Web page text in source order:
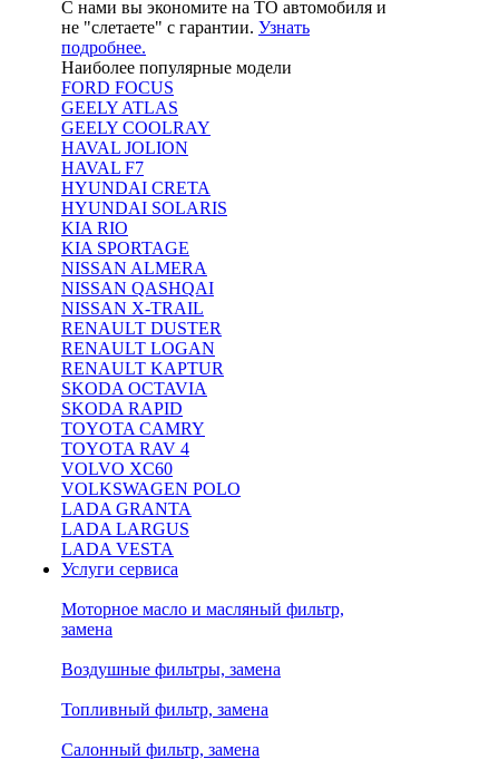
С нами вы экономите на ТО автомобиля и
не "слетаете" с гарантии. Узнать
подробнее.
Наиболее популярные модели
FORD FOCUS
GEELY ATLAS
GEELY COOLRAY
HAVAL JOLION
HAVAL F7
HYUNDAI CRETA
HYUNDAI SOLARIS
KIA RIO
KIA SPORTAGE
NISSAN ALMERA
NISSAN QASHQAI
NISSAN X-TRAIL
RENAULT DUSTER
RENAULT LOGAN
RENAULT KAPTUR
SKODA OCTAVIA
SKODA RAPID
TOYOTA CAMRY
TOYOTA RAV 4
VOLVO XC60
VOLKSWAGEN POLO
LADA GRANTA
LADA LARGUS
LADA VESTA
Услуги сервиса
Моторное масло и масляный фильтр,
замена
Воздушные фильтры, замена
Топливный фильтр, замена
Салонный фильтр, замена